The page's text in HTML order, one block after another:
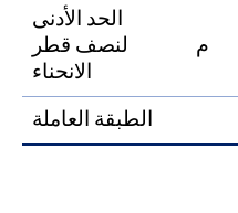
الحد الأدنى
لنصف قطر
الانحناء
م
الطبقة العاملة